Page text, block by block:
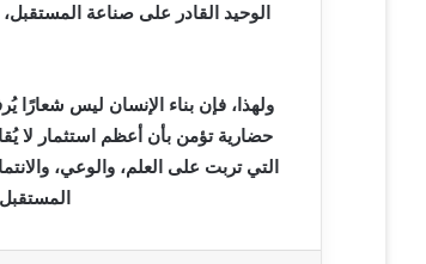
الوحيد القادر على صناعة
ولهذا، فإن بناء الإنسان ليس شعارًا
حضارية تؤمن بأن أعظم استثمار لا
التي تربت على العلم، والوعي،